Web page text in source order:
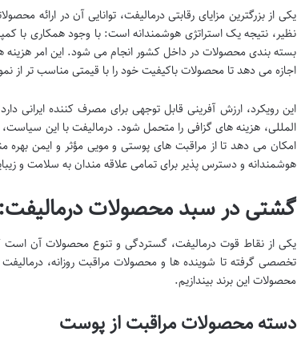
یکی از بزرگترین مزایای رقابتی درمالیفت، توانایی آن در ارائه
نظیر، نتیجه یک استراتژی هوشمندانه است: با وجود همکاری با
بسته بندی محصولات در داخل کشور انجام می شود. این امر هزینه
اجازه می دهد تا محصولات باکیفیت خود را با قیمتی مناسب تر از
این رویکرد، ارزش آفرینی قابل توجهی برای مصرف کننده ایرانی
المللی، هزینه های گزافی را متحمل شود. درمالیفت با این سیاست،
امکان می دهد تا از مراقبت های پوستی و مویی مؤثر و ایمن بهره
هوشمندانه و دسترس پذیر برای تمامی علاقه مندان به سلامت و
گشتی در سبد محصولات درمالیفت:
یکی از نقاط قوت درمالیفت، گستردگی و تنوع محصولات آن
تخصصی گرفته تا شوینده ها و محصولات مراقبت روزانه،
محصولات این برند بیندازیم.
دسته محصولات مراقبت از پوست